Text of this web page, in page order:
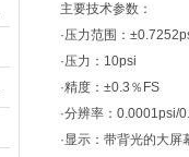
主要技术参数：
·压力范围：
·压力：10psi
·精度：±0.3％FS
·分辨率：0.0001psi/
·显示：带背光的大屏